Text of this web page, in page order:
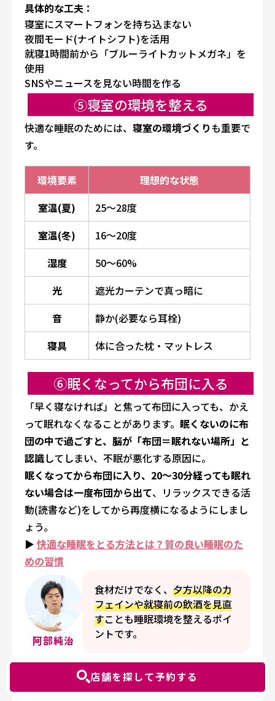
店舗を探して予約する
具体的な工夫：
寝室にスマートフォンを持ち込まない
夜間モード(ナイトシフト)を活用
就寝1時間前から「ブルーライトカットメガネ」を
使用
SNSやニュースを見ない時間を作る
⑤寝室の環境を整える
快適な睡眠のためには、 寝室の環境づくりも重要で
す。
環境要素
理想的な状態
室温(夏)
25〜28度
室温(冬)
16〜20度
湿度
50〜60%
光
遮光カーテンで真っ暗に
音
静か(必要なら耳栓)
寝具
体に合った枕・マットレス
⑥眠くなってから布団に入る
「早く寝なければ」と焦って布団に入っても、かえ
って眠れなくなることがあります。 眠くないのに布
団の中で過ごすと、脳が「布団＝眠れない場所」と
認識してしまい、不眠が悪化する原因に。
眠くなってから布団に入り、20〜30分経っても眠れ
ない場合は一度布団から出て、リラックスできる活
動(読書など)をしてから再度横になるようにしまし
ょう。
▶ 快適な睡眠をとる方法とは？質の良い睡眠のた
めの習慣
阿部純治
食材だけでなく、 夕方以降のカ
フェインや就寝前の飲酒を見直
すことも睡眠環境を整えるポイ
ントです。
不眠症を自力で治す方法②｜食べ
物・飲み物